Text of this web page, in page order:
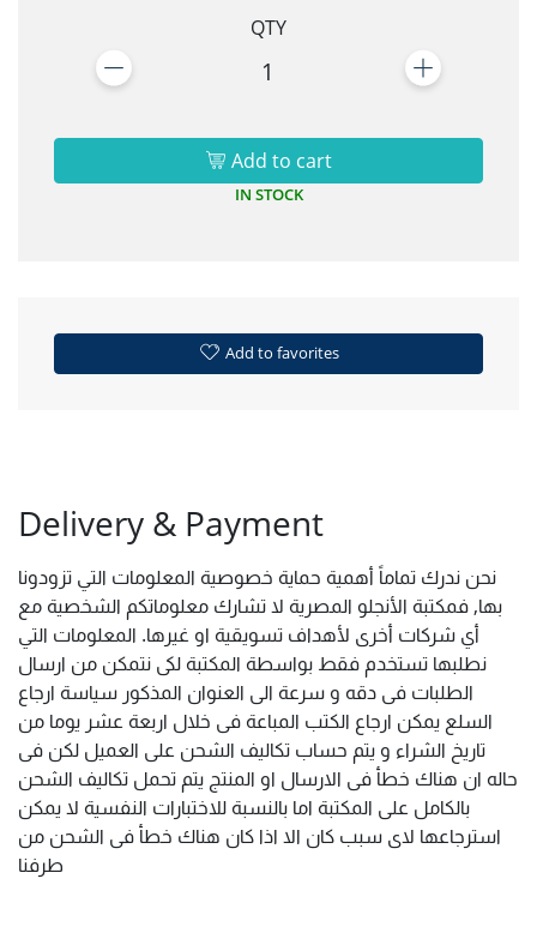
QTY
1
Add to cart
IN STOCK
Add to favorites
Delivery & Payment
نحن ندرك تماماً أهمية حماية خصوصية المعلومات التي تزودونا
بها, فمكتبة الأنجلو المصرية لا تشارك معلوماتكم الشخصية مع
أي شركات أخرى لأهداف تسويقية او غيرها. المعلومات التي
نطلبها تستخدم فقط بواسطة المكتبة لكى نتمكن من ارسال
الطلبات فى دقه و سرعة الى العنوان المذكور سياسة ارجاع
السلع يمكن ارجاع الكتب المباعة فى خلال اربعة عشر يوما من
تاريخ الشراء و يتم حساب تكاليف الشحن على العميل لكن فى
حاله ان هناك خطأ فى الارسال او المنتج يتم تحمل تكاليف الشحن
بالكامل على المكتبة اما بالنسبة للاختبارات النفسية لا يمكن
استرجاعها لاى سبب كان الا اذا كان هناك خطأ فى الشحن من
طرفنا